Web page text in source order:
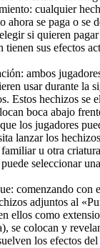
cualquier
ahora se paga o se
si quieren
tienen sus efectos
ambos
usar durante la
Estos hechizos se
boca abajo
los jugadores
lanzar los
u otra
seleccionar
comenzando con
adjuntos al
ellos como
se colocan y
los efectos